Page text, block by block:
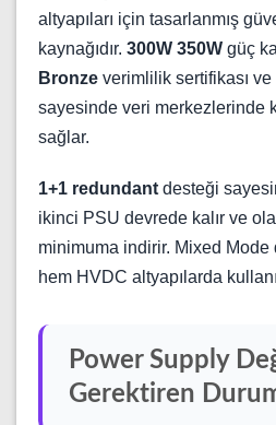
altyapıları için tasarlanmış
kaynağıdır. 300W 350W güç
Bronze verimlilik sertifikası ve
sayesinde veri merkezlerinde
sağlar.
1+1 redundant desteği
ikinci PSU devrede kalır ve
minimuma indirir. Mixed Mode
hem HVDC altyapılarda
Power Supply
Gerektiren